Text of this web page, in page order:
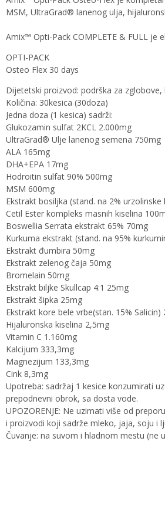
MSM, UltraGrad® lanenog ulja,
Amix™ Opti-Pack COMPLETE & FULL
OPTI-PACK
Osteo Flex 30 days
Dijetetski proizvod: podrška za
Količina: 30kesica (30doza)
Jedna doza (1 kesica) sadrži:
Glukozamin sulfat 2KCL 2.000mg
UltraGrad® Ulje lanenog semena 750mg
ALA 165mg
DHA+EPA 17mg
Hodroitin sulfat 90% 500mg
MSM 600mg
Ekstrakt bosiljka (stand. na 2%
Cetil Ester kompleks masnih kiselina
Boswellia Serrata ekstrakt 65% 70mg
Kurkuma ekstrakt (stand. na 95%
Ekstrakt đumbira 50mg
Ekstrakt zelenog čaja 50mg
Bromelain 50mg
Ekstrakt biljke Skullcap 4:1 25mg
Ekstrakt šipka 25mg
Ekstrakt kore bele vrbe(stan. 15% Salicin)
Hijaluronska kiselina 2,5mg
Vitamin C 1.160mg
Kalcijum 333,3mg
Magnezijum 133,3mg
Cink 8,3mg
Upotreba: sadržaj 1 kesice konzumirati uz
prepodnevni obrok, sa dosta vode.
UPOZORENJE: Ne uzimati više od
i proizvodi koji sadrže mleko, jaja, soju i
Čuvanje: na suvom i hladnom mestu (ne